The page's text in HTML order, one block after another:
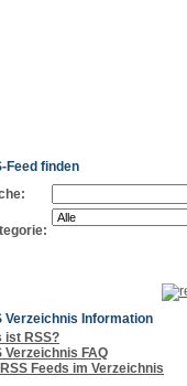
Feed finden
Verzeichnis Information
ist RSS?
Verzeichnis FAQ
Feeds im Verzeichnis